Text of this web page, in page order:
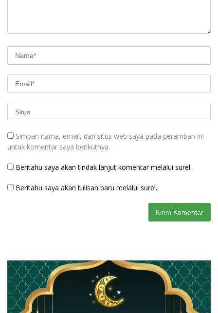
Simpan nama, email, dan situs web saya pada peramban ini
untuk komentar saya berikutnya.
Beritahu saya akan tindak lanjut komentar melalui surel.
Beritahu saya akan tulisan baru melalui surel.